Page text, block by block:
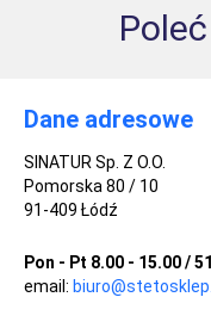
Dane adresowe
SINATUR Sp. Z O.O.
Pomorska 80 / 10
91-409 Łódź
Pon - Pt 8.00 - 15.00 /
email: